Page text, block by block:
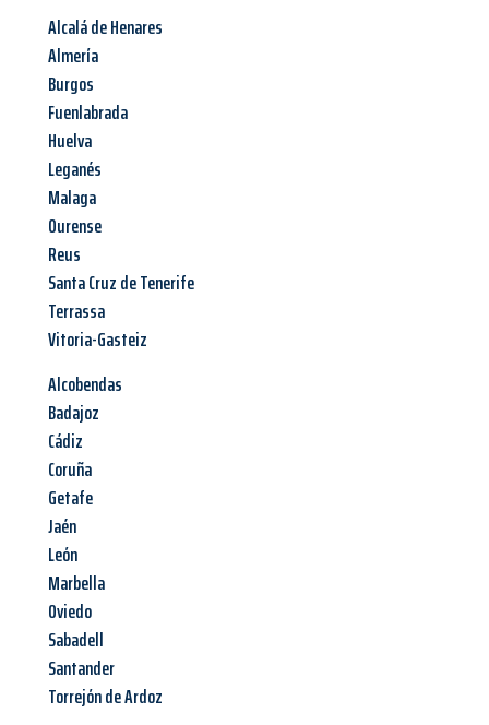
Alcalá de Henares
Almería
Burgos
Fuenlabrada
Huelva
Leganés
Malaga
Ourense
Reus
Santa Cruz de Tenerife
Terrassa
Vitoria-Gasteiz
Alcobendas
Badajoz
Cádiz
Coruña
Getafe
Jaén
León
Marbella
Oviedo
Sabadell
Santander
Torrejón de Ardoz